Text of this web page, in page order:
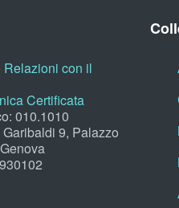
Relazioni con il
Certificata
010.1010
9, Palazzo